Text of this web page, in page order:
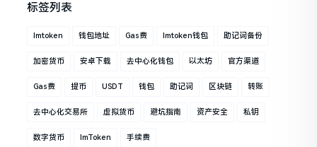
标签列表
Imtoken 钱包地址 Gas费 Imtoken钱包 助记词备份
加密货币 安卓下载 去中心化钱包 以太坊 官方渠道
Gas费 提币 USDT 钱包 助记词 区块链 转账
去中心化交易所 虚拟货币 避坑指南 资产安全 私钥
数字货币 ImToken 手续费